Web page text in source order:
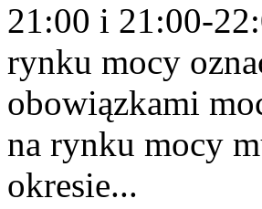
21:00 i 21:00-
rynku mocy
obowiązkami
na rynku mocy
okresie...